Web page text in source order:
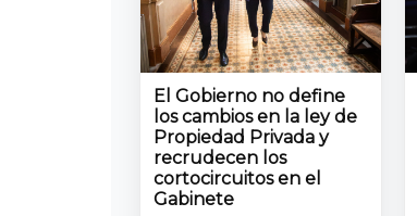
El Gobierno no define
los cambios en la ley de
Propiedad Privada y
recrudecen los
cortocircuitos en el
Gabinete